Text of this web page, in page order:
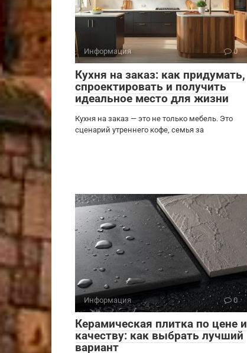
Информация 0
Кухня на заказ: как придумать,
спроектировать и получить
идеальное место для жизни
Кухня на заказ — это не только мебель. Это
сценарий утреннего кофе, семья за
Информация 0
Керамическая плитка по цене и
качеству: как выбрать лучший
вариант